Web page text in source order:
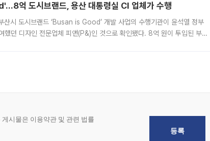
억 도시브랜드, 용산 대통령실 CI 업체가 수행
산시 도시브랜드 ‘Busan is Good’ 개발 사업의 수행기관이 윤석열 정부
했던 디자인 전문업체 피앤(P&)인 것으로 확인됐다. 8억 원이 투입된 부산